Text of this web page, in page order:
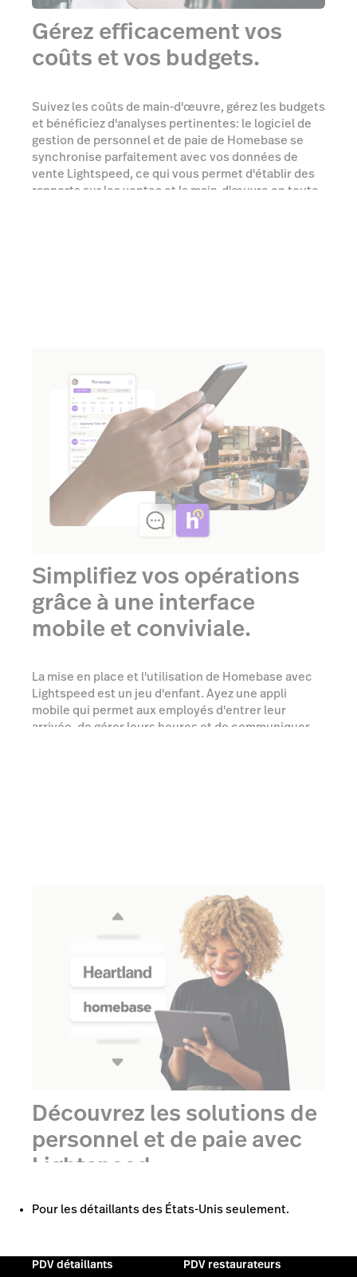
Gérez efficacement vos
coûts et vos budgets.
Suivez les coûts de main-d'œuvre, gérez les budgets
et bénéficiez d'analyses pertinentes: le logiciel de
gestion de personnel et de paie de Homebase se
synchronise parfaitement avec vos données de
vente Lightspeed, ce qui vous permet d'établir des
rapports sur les ventes et la main-d'œuvre en toute
Simplifiez vos opérations
grâce à une interface
mobile et conviviale.
La mise en place et l'utilisation de Homebase avec
Lightspeed est un jeu d'enfant. Ayez une appli
mobile qui permet aux employés d'entrer leur
arrivée, de gérer leurs heures et de communiquer
Découvrez les solutions de
personnel et de paie avec
Lightspeed.
Pour les détaillants des États-Unis seulement.
PDV détaillants PDV restaurateurs